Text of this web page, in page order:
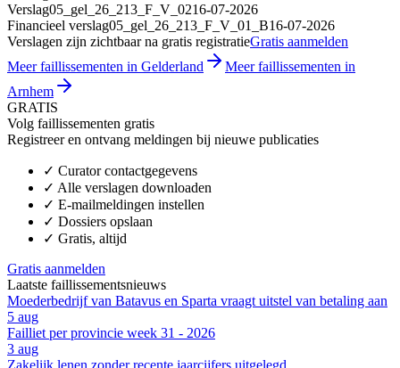
Verslag05_gel_26_213_F_V_0216-07-2026
Financieel verslag05_gel_26_213_F_V_01_B16-07-2026
Verslagen zijn zichtbaar na gratis registratieGratis aanmelden
Meer faillissementen in Gelderland
Meer faillissementen in
Arnhem
GRATIS
Volg faillissementen gratis
Registreer en ontvang meldingen bij nieuwe publicaties
✓ Curator contactgegevens
✓ Alle verslagen downloaden
✓ E-mailmeldingen instellen
✓ Dossiers opslaan
✓ Gratis, altijd
Gratis aanmelden
Laatste faillissementsnieuws
Moederbedrijf van Batavus en Sparta vraagt uitstel van betaling aan
5 aug
Failliet per provincie week 31 - 2026
3 aug
Zakelijk lenen zonder recente jaarcijfers uitgelegd